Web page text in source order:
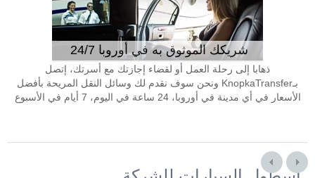
شريكك الموثوق به في أوروبا 24/7
ذهابا إلى رحلة العمل أو لقضاء إجازتك مع أسرتك، إتصل
بـKnopkaTransfer ونحن سوف نقدم لك وسائل النقل المريحة بأفضل
الأسعار في أي مدينة في أوروبا، 24 ساعة في اليوم، 7 أيام في الأسبوع